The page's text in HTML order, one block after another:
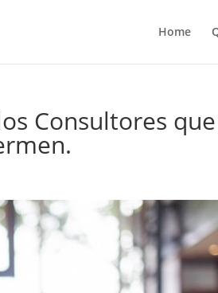
Home
Consultores que